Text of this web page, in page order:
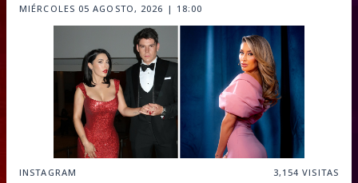
MIÉRCOLES 05 AGOSTO, 2026 | 18:00
INSTAGRAM 3,154 VISITAS